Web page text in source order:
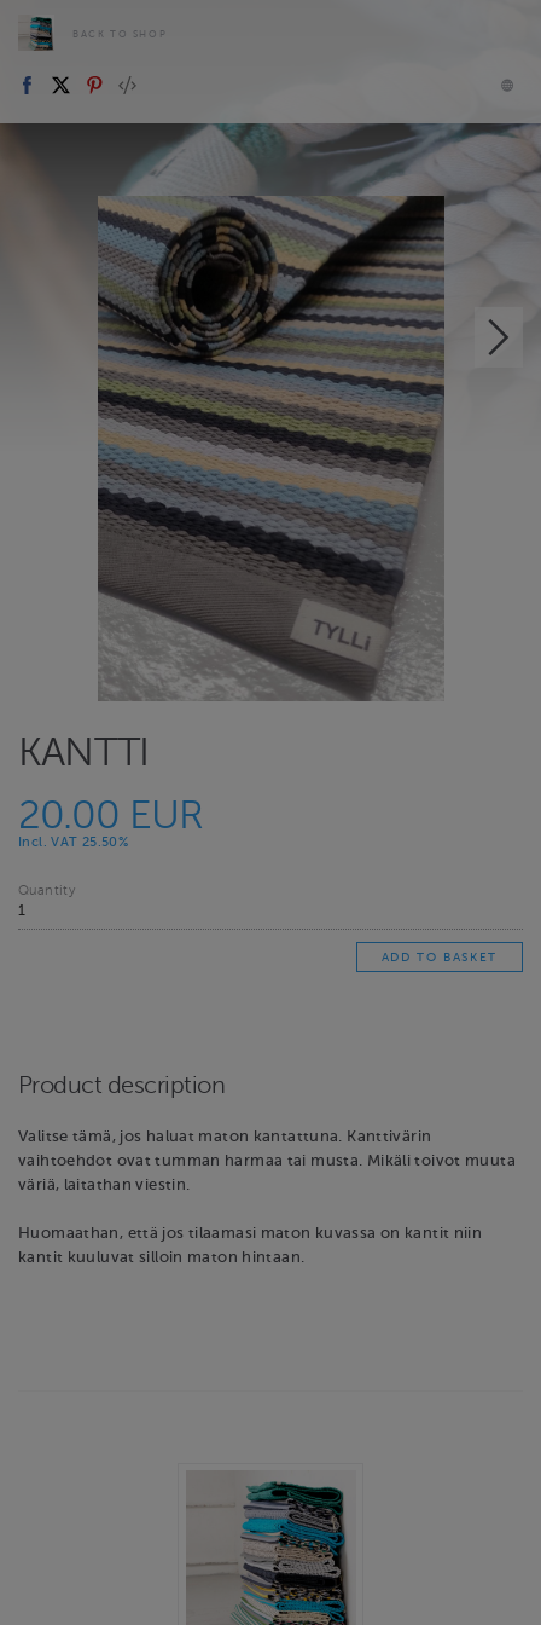
BACK TO SHOP
KANTTI
20.00 EUR
Incl. VAT 25.50%
Quantity
Product description
Valitse tämä, jos haluat maton kantattuna. Kanttivärin
vaihtoehdot ovat tumman harmaa tai musta. Mikäli toivot muuta
väriä, laitathan viestin.
Huomaathan, että jos tilaamasi maton kuvassa on kantit niin
kantit kuuluvat silloin maton hintaan.